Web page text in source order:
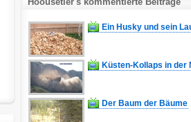
Ein Husky und sein
Küsten-Kollaps in der
Der Baum der Bäume